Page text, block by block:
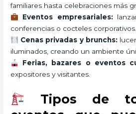
familiares hasta celebraciones más
Eventos empresariales:
conferencias o cocteles corporativos.
Cenas privadas y brunchs:
iluminados, creando un ambiente
Ferias, bazares o eventos
expositores y visitantes.
Tipos de